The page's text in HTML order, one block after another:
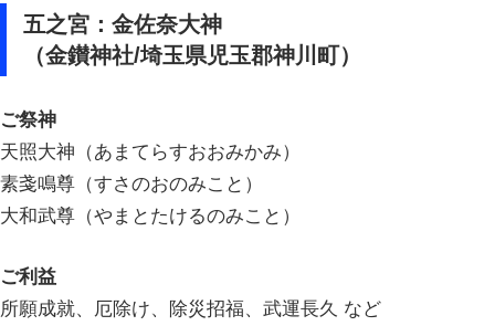
五之宮：金佐奈大神
（金鑚神社/埼玉県児玉郡神川町）
ご祭神
天照大神（あまてらすおおみかみ）
素戔鳴尊（すさのおのみこと）
大和武尊（やまとたけるのみこと）
ご利益
所願成就、厄除け、除災招福、武運長久 など